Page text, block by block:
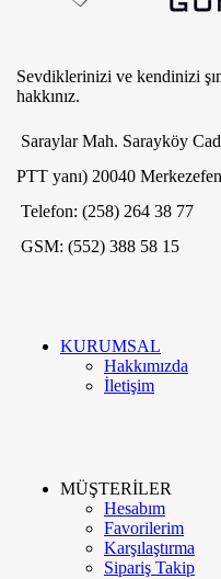
Sevdiklerinizi ve kendinizi
hakkınız.
Saraylar Mah. Sarayköy
PTT yanı) 20040
Telefon: (258) 264 38 77
GSM: (552) 388 58 15
KURUMSAL
Hakkımızda
İletişim
MÜŞTERİLER
Hesabım
Favorilerim
Karşılaştırma
Sipariş Takip
ME'VA GÜMÜŞ VE TAKI 2020